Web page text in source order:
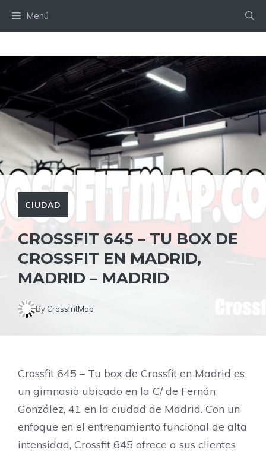
Menú
CIUDAD
CROSSFIT 645 – TU BOX DE
CROSSFIT EN MADRID,
MADRID – MADRID
By CrossfritMap
Crossfit 645 – Tu box de Crossfit en Madrid es
un gimnasio ubicado en la C/ de Fernán
González, 41 en la ciudad de Madrid. Con un
enfoque en el entrenamiento funcional de alta
intensidad, Crossfit 645 ofrece a sus clientes